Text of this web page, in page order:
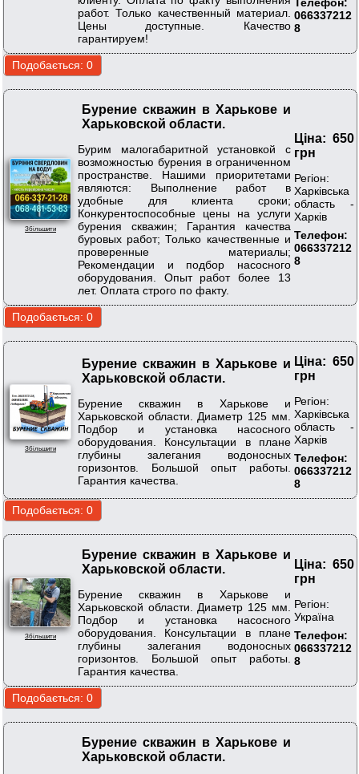
работ. Только качественный материал.
Цены доступные. Качество
гарантируем!
066337212
8
Збільшити
Бурение скважин в Харькове и
Харьковской области.
Бурим малогабаритной установкой с
возможностью бурения в ограниченном
пространстве. Нашими приоритетами
являются: Выполнение работ в
удобные для клиента сроки;
Конкурентоспособные цены на услуги
бурения скважин; Гарантия качества
буровых работ; Только качественные и
проверенные материалы;
Рекомендации и подбор насосного
оборудования. Опыт работ более 13
лет. Оплата строго по факту.
Ціна: 650
грн
Регіон:
Харківська
область -
Харків
Телефон:
066337212
8
Збільшити
Бурение скважин в Харькове и
Харьковской области.
Бурение скважин в Харькове и
Харьковской области. Диаметр 125 мм.
Подбор и установка насосного
оборудования. Консультации в плане
глубины залегания водоносных
горизонтов. Большой опыт работы.
Гарантия качества.
Ціна: 650
грн
Регіон:
Харківська
область -
Харків
Телефон:
066337212
8
Збільшити
Бурение скважин в Харькове и
Харьковской области.
Бурение скважин в Харькове и
Харьковской области. Диаметр 125 мм.
Подбор и установка насосного
оборудования. Консультации в плане
глубины залегания водоносных
горизонтов. Большой опыт работы.
Гарантия качества.
Ціна: 650
грн
Регіон:
Україна
Телефон:
066337212
8
Бурение скважин в Харькове и
Харьковской области.